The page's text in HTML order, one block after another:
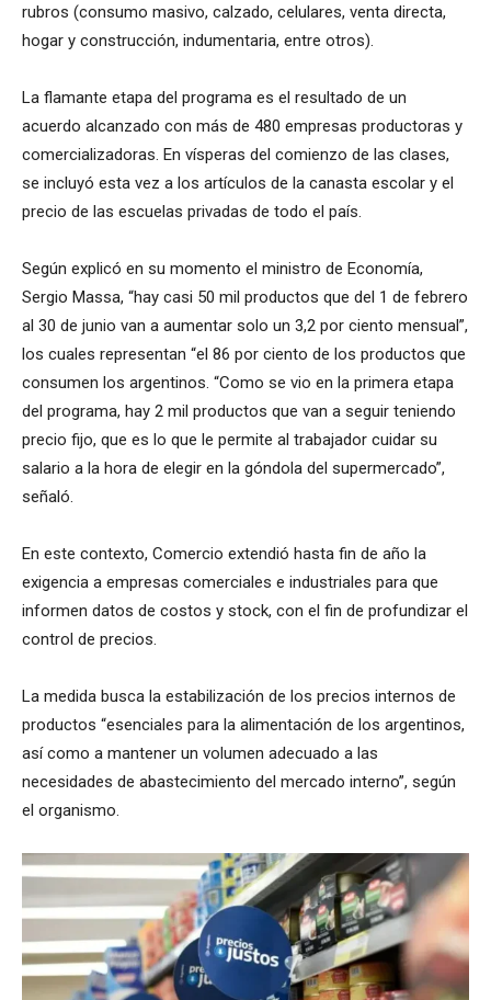
rubros (consumo masivo, calzado, celulares, venta directa,
hogar y construcción, indumentaria, entre otros).
La flamante etapa del programa es el resultado de un
acuerdo alcanzado con más de 480 empresas productoras y
comercializadoras. En vísperas del comienzo de las clases,
se incluyó esta vez a los artículos de la canasta escolar y el
precio de las escuelas privadas de todo el país.
Según explicó en su momento el ministro de Economía,
Sergio Massa, “hay casi 50 mil productos que del 1 de febrero
al 30 de junio van a aumentar solo un 3,2 por ciento mensual”,
los cuales representan “el 86 por ciento de los productos que
consumen los argentinos. “Como se vio en la primera etapa
del programa, hay 2 mil productos que van a seguir teniendo
precio fijo, que es lo que le permite al trabajador cuidar su
salario a la hora de elegir en la góndola del supermercado”,
señaló.
En este contexto, Comercio extendió hasta fin de año la
exigencia a empresas comerciales e industriales para que
informen datos de costos y stock, con el fin de profundizar el
control de precios.
La medida busca la estabilización de los precios internos de
productos “esenciales para la alimentación de los argentinos,
así como a mantener un volumen adecuado a las
necesidades de abastecimiento del mercado interno”, según
el organismo.